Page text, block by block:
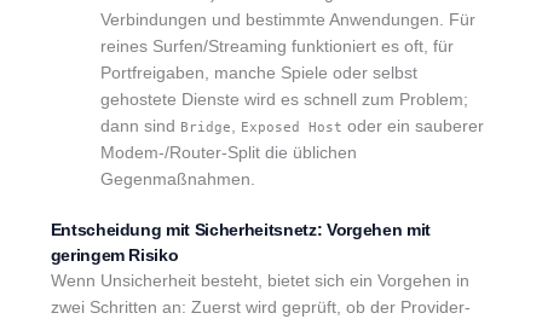
Verbindungen und bestimmte Anwendungen. Für
reines Surfen/Streaming funktioniert es oft, für
Portfreigaben, manche Spiele oder selbst
gehostete Dienste wird es schnell zum Problem;
dann sind Bridge Exposed Host oder ein sauberer
Modem-/Router-Split die üblichen
Gegenmaßnahmen.
Entscheidung mit Sicherheitsnetz: Vorgehen mit
geringem Risiko
Wenn Unsicherheit besteht, bietet sich ein Vorgehen in
zwei Schritten an: Zuerst wird geprüft, ob der Provider-